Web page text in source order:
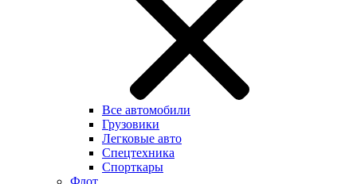
Все автомобили
Грузовики
Легковые авто
Спецтехника
Спорткары
Флот